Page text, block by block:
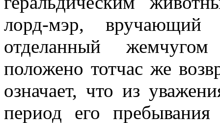
лорд-мэр, вручающий
отделанный
положено тотчас же
означает, что из
период его